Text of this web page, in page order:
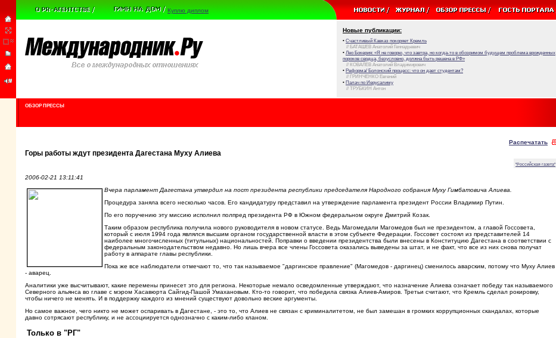
Куплю диплом
Новые публикации:
• Счастливый Кавказ покоряет Кремль
// БАТАШЕВ Анатолий Геннадьевич
• Лео Бокерия: «Я не говорю, что завтра, но когда-то в обозримом будущем проблема врожденных
пороков сердца, безусловно, должна быть решена в РФ»
// КОВАЛЕВ Анатолий Владимирович
• Реформа/ Болонский процесс: что он дает студентам?
// ГРИНЧЕНКО Евгений
• Палач по Иерусалиму
// ТРУБКИН Антон
ОБЗОР ПРЕССЫ
Распечатать
Горы работы ждут президента Дагестана Муху Алиева
"Российская газета"
2006-02-21 13:11:41
Вчера парламент Дагестана утвердил на пост президента республики председателя Народного собрания Муху Гимбатовича Алиева.
Процедура заняла всего несколько часов. Его кандидатуру представил на утверждение парламента президент России Владимир Путин.
По его поручению эту миссию исполнил полпред президента РФ в Южном федеральном округе Дмитрий Козак.
Таким образом республика получила нового руководителя в новом статусе. Ведь Магомедали Магомедов был не президентом, а главой Госсовета,
который с июля 1994 года являлся высшим органом государственной власти в этом субъекте Федерации. Госсовет состоял из представителей 14
наиболее многочисленных (титульных) национальностей. Поправки о введении президентства были внесены в Конституцию Дагестана в соответствии с
федеральным законодательством недавно. Но лишь вчера все члены Госсовета оказались выведены за штат, и не факт, что все из них снова получат
работу в аппарате главы республики.
Пока же все наблюдатели отмечают то, что так называемое "даргинское правление" (Магомедов - даргинец) сменилось аварским, потому что Муху Алиев
- аварец.
Аналитики уже высчитывают, какие перемены принесет это для региона. Некоторые немало осведомленные утверждают, что назначение Алиева означает победу так называемого
Северного альянса во главе с мэром Хасавюрта Сайгид-Пашой Умахановым. Кто-то говорит, что победила связка Алиев-Амиров. Третьи считают, что Кремль сделал рокировку,
чтобы ничего не менять. И в поддержку каждого из мнений существуют довольно веские аргументы.
Но самое важное, чего никто не может оспаривать в Дагестане, - это то, что Алиев не связан с криминалитетом, не был замешан в громких коррупционных скандалах, которые
давно сотрясают республику, и не ассоциируется однозначно с каким-либо кланом.
Только в "РГ"